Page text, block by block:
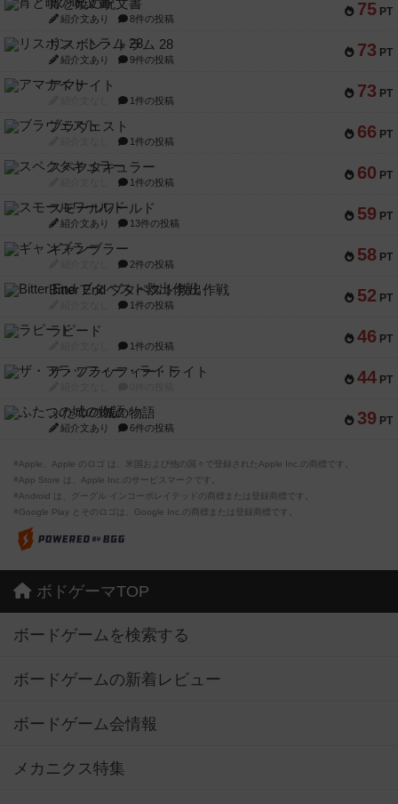
75 PT
宵と暁の呪文書
紹介文あり 8件の投稿
73 PT
リスボン・トラム 28
紹介文あり 9件の投稿
73 PT
アマナイト
1件の投稿
66 PT
ブラヴェスト
1件の投稿
60 PT
スペクタキュラー
1件の投稿
59 PT
スモールワールド
紹介文あり 13件の投稿
58 PT
ギャンブラー
2件の投稿
52 PT
Bitter End ブタペスト救出作戦
1件の投稿
46 PT
ラピード
1件の投稿
44 PT
ザ・フラッフィー・ライト
39 PT
ふたつの城の物語
紹介文あり 6件の投稿
※Apple、Apple のロゴ は、米国および他の国々で登録されたApple Inc.の商標です。
※App Store は、Apple Inc.のサービスマークです。
※Android は、グーグル インコーポレイテッドの商標または登録商標です。
※Google Play とそのロゴは、Google Inc.の商標または登録商標です。
ボドゲーマTOP
ボードゲームを検索する
ボードゲームの新着レビュー
ボードゲーム会情報
メカニクス特集